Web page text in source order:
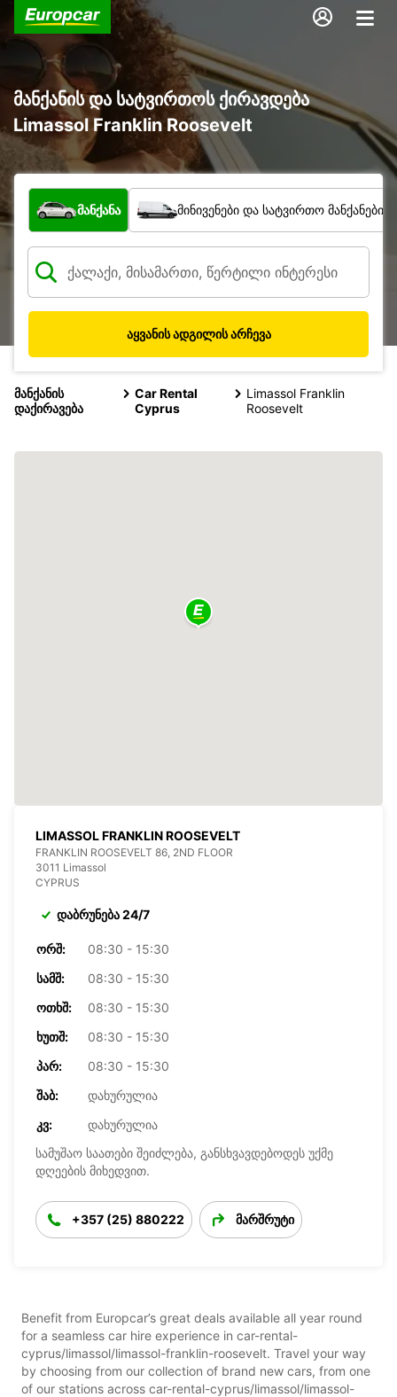
მანქანის და სატვირთოს ქირავდება
Limassol Franklin Roosevelt
რა ტიპის ავტომობილი?
მანქანა მინივენები და სატვირთო მანქანები
აყვანის ადგილის არჩევა
მანქანის
დაქირავება
Car Rental
Cyprus
Limassol Franklin
Roosevelt
LIMASSOL FRANKLIN ROOSEVELT
FRANKLIN ROOSEVELT 86, 2ND FLOOR
3011 Limassol
CYPRUS
დაბრუნება 24/7
ᲝᲠᲨ:
08:30 - 15:30
ᲡᲐᲛᲨ:
08:30 - 15:30
ᲝᲗᲮᲨ:
08:30 - 15:30
ᲮᲣᲗᲨ:
08:30 - 15:30
ᲞᲐᲠ:
08:30 - 15:30
ᲨᲐᲑ:
დახურულია
ᲙᲕ:
დახურულია
სამუშაო საათები შეიძლება, განსხვავდებოდეს უქმე
დღეების მიხედვით.
+357 (25) 880222 მარშრუტი
Benefit from Europcar’s great deals available all year round
for a seamless car hire experience in car-rental-
cyprus/limassol/limassol-franklin-roosevelt. Travel your way
by choosing from our collection of brand new cars, from one
of our stations across car-rental-cyprus/limassol/limassol-